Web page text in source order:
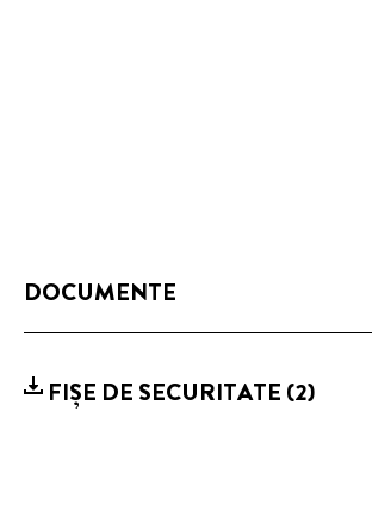
DOCUMENTE
FIȘE DE SECURITATE (2)